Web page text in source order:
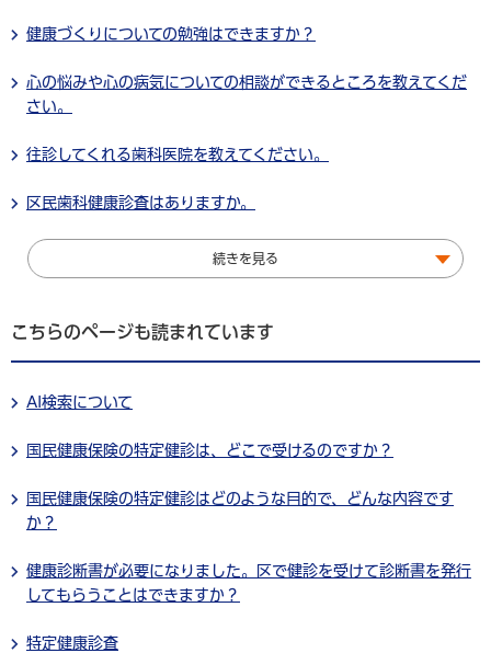
健康づくりについての勉強はできますか？
心の悩みや心の病気についての相談ができるところを教えてくだ
さい。
往診してくれる歯科医院を教えてください。
区民歯科健康診査はありますか。
続きを見る
こちらのページも読まれています
AI検索について
国民健康保険の特定健診は、どこで受けるのですか？
国民健康保険の特定健診はどのような目的で、どんな内容です
か？
健康診断書が必要になりました。区で健診を受けて診断書を発行
してもらうことはできますか？
特定健康診査